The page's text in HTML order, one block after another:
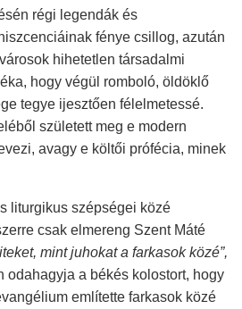
régi legendák és
fénye csillog, azután
hihetetlen társadalmi
hogy végül romboló, öldöklő
tegye ijesztően félelmetessé.
született meg e modern
avagy e költői prófécia, minek
liturgikus szépségei közé
csak elmereng Szent Máté
mint juhokat a farkasok közé”,
odahagyja a békés kolostort, hogy
említette farkasok közé